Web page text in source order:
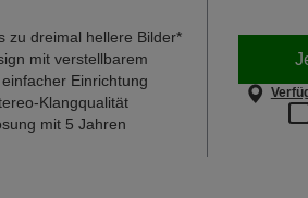
zu dreimal hellere Bilder*
mit verstellbarem
Einrichtung
Klangqualität
mit 5 Jahren